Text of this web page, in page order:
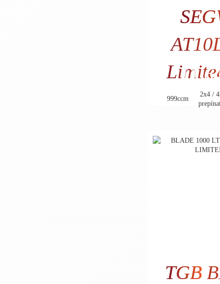
999ccm
2x4 /
TGB